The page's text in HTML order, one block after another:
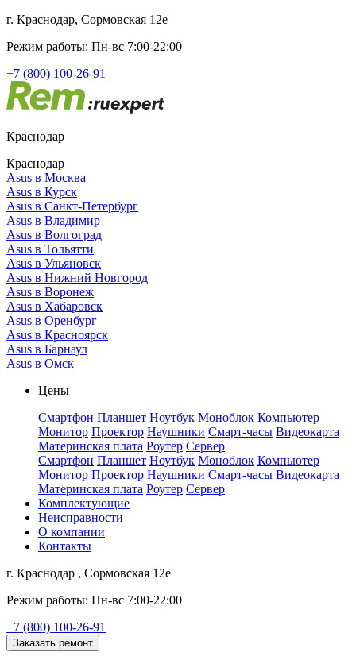
г. Краснодар, Сормовская 12е
Режим работы: Пн-вс 7:00-22:00
+7 (800) 100-26-91
Краснодар
Краснодар
Asus в Москва
Asus в Курск
Asus в Санкт-Петербург
Asus в Владимир
Asus в Волгоград
Asus в Тольятти
Asus в Ульяновск
Asus в Нижний Новгород
Asus в Воронеж
Asus в Хабаровск
Asus в Оренбург
Asus в Красноярск
Asus в Барнаул
Asus в Омск
Цены
Смартфон Планшет Ноутбук Моноблок Компьютер
Монитор Проектор Наушники Смарт-часы Видеокарта
Материнская плата Роутер Сервер
Смартфон Планшет Ноутбук Моноблок Компьютер
Монитор Проектор Наушники Смарт-часы Видеокарта
Материнская плата Роутер Сервер
Комплектующие
Неисправности
О компании
Контакты
г. Краснодар , Сормовская 12е
Режим работы: Пн-вс 7:00-22:00
+7 (800) 100-26-91
Заказать ремонт